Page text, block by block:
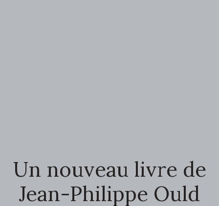
Un nouveau livre de
Jean-Philippe Ould